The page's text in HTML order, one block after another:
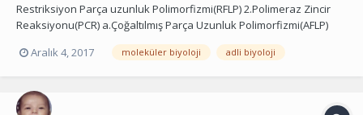
Restriksiyon Parça uzunluk Polimorfizmi(RFLP) 2.Polimeraz Zincir
Reaksiyonu(PCR) a.Çoğaltılmış Parça Uzunluk Polimorfizmi(AFLP)
b.Rasgele Çoğaltılmış Polimorfik DNA(RAPD) c.Basit Dizi Uzunluk
Polimorfizmi(SSLP) d.Kesilmiş Çoğaltılmış Polimorfik Diziler(CAPS)
Aralık 4, 2017 moleküler biyoloji adli biyoloji